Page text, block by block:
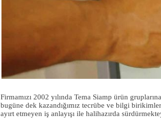
Firmamızı 2002 yılında Tema Siamp ürün
bugüne dek kazandığımız tecrübe ve bilgi
ayırt etmeyen iş anlayışı ile halihazırda